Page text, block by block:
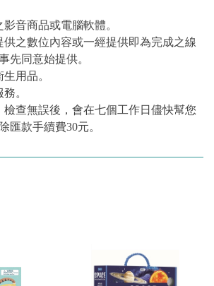
音商品或電腦軟體。
供之數位內容或一經提供即為完成之線
先同意始提供。
用品。
。
檢查無誤後，會在七個工作日儘快幫您
匯款手續費30元。